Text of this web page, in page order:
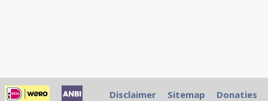
Disclaimer Sitemap Donaties